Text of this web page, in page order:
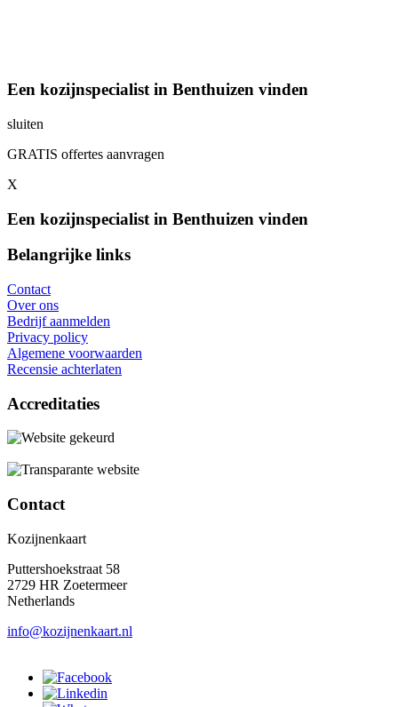
Een kozijnspecialist in Benthuizen vinden
sluiten
GRATIS offertes aanvragen
X
Een kozijnspecialist in Benthuizen vinden
Belangrijke links
Contact
Over ons
Bedrijf aanmelden
Privacy policy
Algemene voorwaarden
Recensie achterlaten
Accreditaties
Contact
Kozijnenkaart
Puttershoekstraat 58
2729 HR Zoetermeer
Netherlands
info@kozijnenkaart.nl